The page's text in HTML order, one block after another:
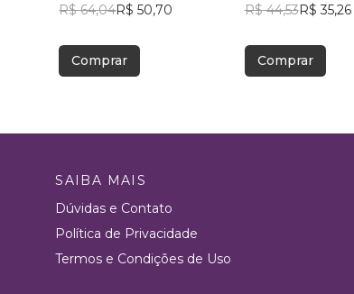
R$ 64,04R$ 50,70
Comprar
R$ 44,53R$ 35,26
Comprar
SAIBA MAIS
Dúvidas e Contato
Política de Privacidade
Termos e Condições de Uso